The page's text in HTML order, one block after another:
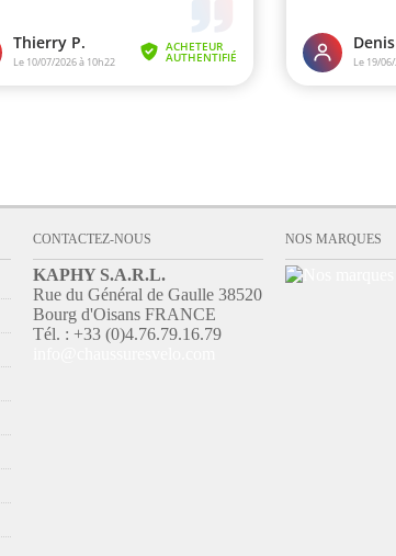
CONTACTEZ-NOUS
KAPHY S.A.R.L.
Rue du Général de Gaulle 38520
Bourg d'Oisans FRANCE
Tél. : +33 (0)4.76.79.16.79
NOS MARQUES